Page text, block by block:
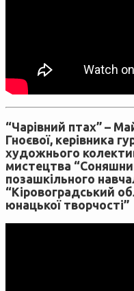
“Чарівний птах” –
Гноєвої, керівника
художнього
мистецтва
позашкільного
“Кіровоградський
юнацької творчості”